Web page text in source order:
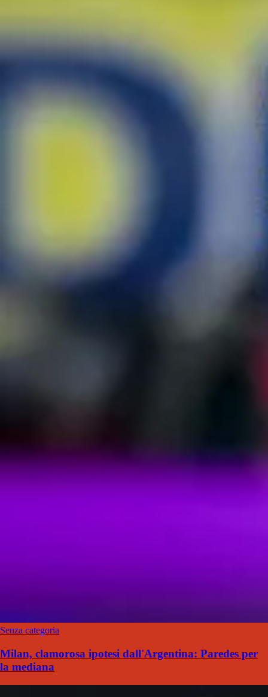
Senza categoria
Milan, clamorosa ipotesi dall'Argentina: Paredes per
la mediana